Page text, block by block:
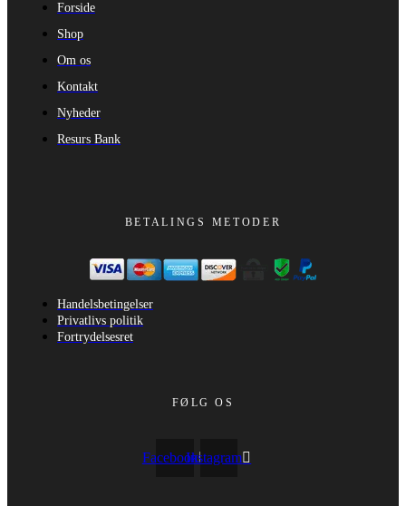
Forside
Shop
Om os
Kontakt
Nyheder
Resurs Bank
BETALINGS METODER
Handelsbetingelser
Privatlivs politik
Fortrydelsesret
FØLG OS
FacebookInstagram